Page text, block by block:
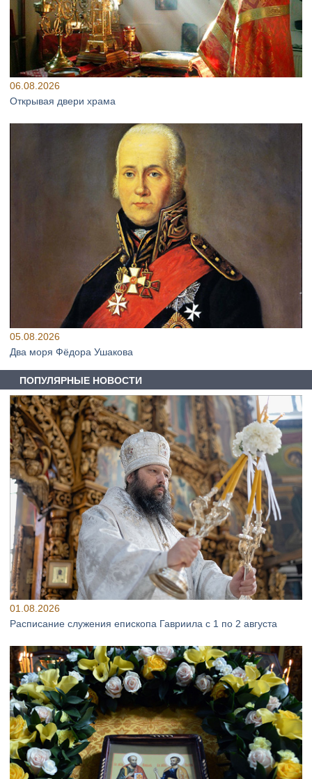
06.08.2026
Открывая двери храма
05.08.2026
Два моря Фёдора Ушакова
ПОПУЛЯРНЫЕ НОВОСТИ
01.08.2026
Расписание служения епископа Гавриила с 1 по 2 августа